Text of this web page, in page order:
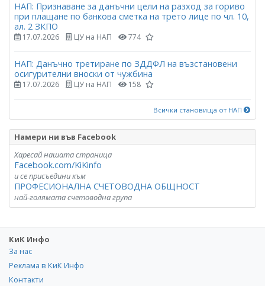
НАП: Признаване за данъчни цели на разход за гориво
при плащане по банкова сметка на трето лице по чл. 10,
ал. 2 ЗКПО
17.07.2026 ЦУ на НАП 774
НАП: Данъчно третиране по ЗДДФЛ на възстановени
осигурителни вноски от чужбина
17.07.2026 ЦУ на НАП 158
Всички становища от НАП
Намери ни във Facebook
Харесай нашата страница
Facebook.com/KiKinfo
и се присъедини към
ПРОФЕСИОНАЛНА СЧЕТОВОДНА ОБЩНОСТ
най-голямата счетоводна група
КиК Инфо
За нас
Реклама в КиК Инфо
Контакти